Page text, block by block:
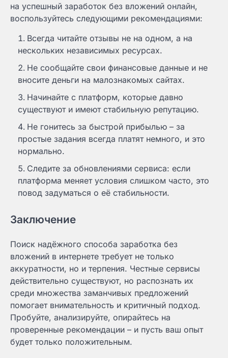
на успешный заработок без вложений онлайн,
воспользуйтесь следующими рекомендациями:
Всегда читайте отзывы не на одном, а на
нескольких независимых ресурсах.
Не сообщайте свои финансовые данные и не
вносите деньги на малознакомых сайтах.
Начинайте с платформ, которые давно
существуют и имеют стабильную репутацию.
Не гонитесь за быстрой прибылью – за
простые задания всегда платят немного, и это
нормально.
Следите за обновлениями сервиса: если
платформа меняет условия слишком часто, это
повод задуматься о её стабильности.
Заключение
Поиск надёжного способа заработка без
вложений в интернете требует не только
аккуратности, но и терпения. Честные сервисы
действительно существуют, но распознать их
среди множества заманчивых предложений
помогает внимательность и критичный подход.
Пробуйте, анализируйте, опирайтесь на
проверенные рекомендации – и пусть ваш опыт
будет только положительным.